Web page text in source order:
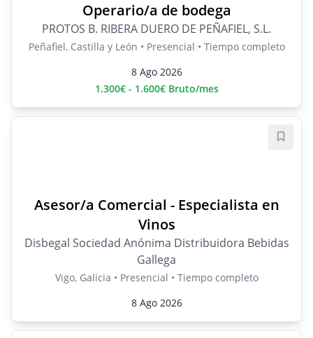
Operario/a de bodega
PROTOS B. RIBERA DUERO DE PEÑAFIEL, S.L.
Peñafiel, Castilla y León • Presencial • Tiempo completo
8 Ago 2026
1.300€ - 1.600€ Bruto/mes
Asesor/a Comercial - Especialista en
Vinos
Disbegal Sociedad Anónima Distribuidora Bebidas
Gallega
Vigo, Galicia • Presencial • Tiempo completo
8 Ago 2026